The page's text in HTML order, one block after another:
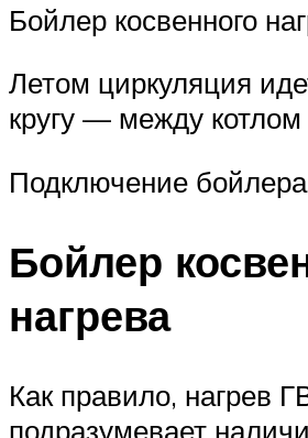
Бойлер косвенного
Летом циркуляция
кругу — между
Подключение бойлера
Бойлер
нагрева
Как правило, нагрев
подразумевает